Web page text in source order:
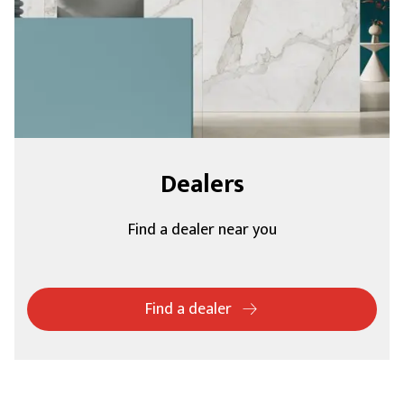
Dealers
Find a dealer near you
Find a dealer